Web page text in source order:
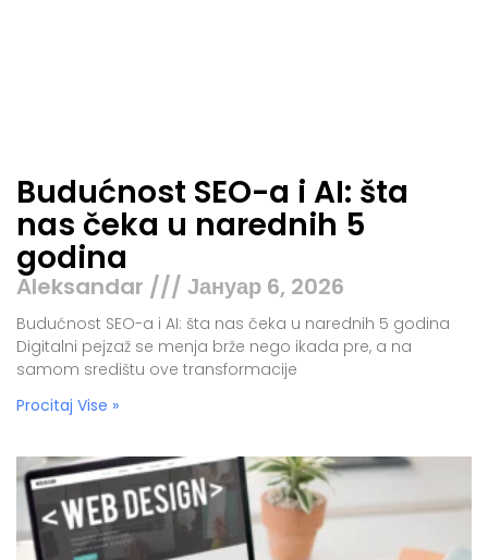
Budućnost SEO-a i AI: šta
nas čeka u narednih 5
godina
Aleksandar Јануар 6, 2026
Budućnost SEO-a i AI: šta nas čeka u narednih 5 godina
Digitalni pejzaž se menja brže nego ikada pre, a na
samom središtu ove transformacije
Procitaj Vise »